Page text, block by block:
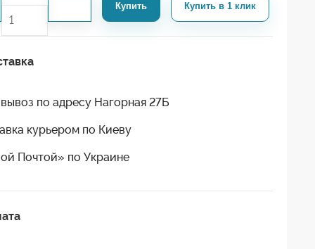
Купить Купить в 1 клик
по адресу Нагорная 27Б
курьером по Киеву
Почтой» по Украине